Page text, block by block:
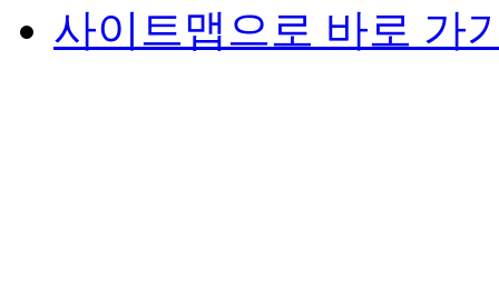
사이트맵으로 바로 가